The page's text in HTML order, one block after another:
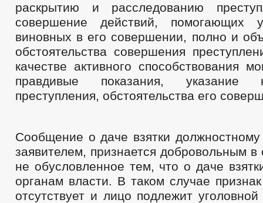
раскрытию и расследованию
совершение действий, помогающих
виновных в его совершении, полно и
обстоятельства совершения
качестве активного способствования
правдивые показания, указание
преступления, обстоятельства его
Сообщение о даче взятки
заявителем, признается добровольным в
не обусловленное тем, что о даче
органам власти. В таком случае
отсутствует и лицо подлежит уголовной